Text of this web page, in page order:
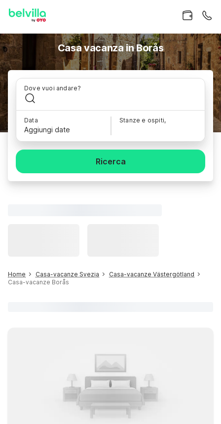
Casa vacanza in Borås
Dove vuoi andare?
Data
Aggiungi date
Stanze e ospiti,
Ricerca
Home Casa-vacanze Svezia
Casa-vacanze Västergötland
Casa-vacanze Borås